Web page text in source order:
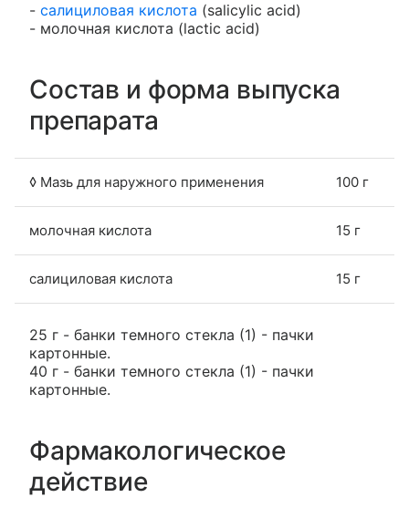
- салициловая кислота (salicylic acid)
- молочная кислота (lactic acid)
Состав и форма выпуска
препарата
◊ Мазь для наружного применения 100 г
молочная кислота 15 г
салициловая кислота 15 г
25 г - банки темного стекла (1) - пачки
картонные.
40 г - банки темного стекла (1) - пачки
картонные.
Фармакологическое
действие